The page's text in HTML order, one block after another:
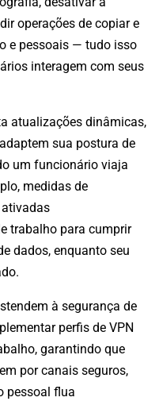
operações de copiar e
e pessoais — tudo isso
interagem com seus
atualizações dinâmicas,
sua postura de
um funcionário viaja
medidas de
trabalho para cumprir
dados, enquanto seu
à segurança de
perfis de VPN
garantindo que
por canais seguros,
pessoal flua